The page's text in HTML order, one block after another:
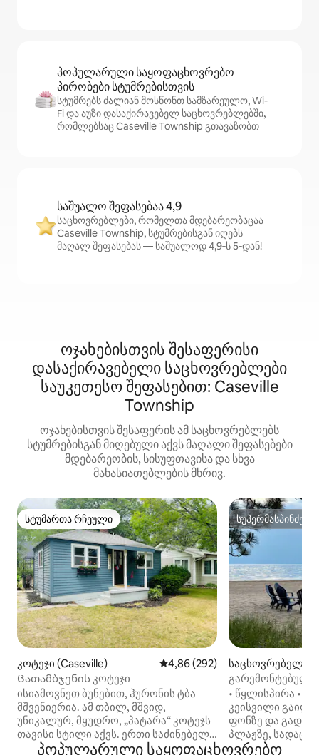
პოპულარული საყოფაცხოვრებო
პირობები სტუმრებისთვის
სტუმრებს ძალიან მოსწონთ სამზარეულო, Wi-
Fi და აუზი დასაქირავებელ საცხოვრებლებში,
რომლებსაც Caseville Township გთავაზობთ
საშუალო შეფასებაა 4,9
საცხოვრებლები, რომელთა მდებარეობაცაა
Caseville Township, სტუმრებისგან იღებს
მაღალ შეფასებას — საშუალოდ 4,9‑ს 5‑დან!
ოჯახებისთვის შესაფერისი
დასაქირავებელი საცხოვრებლები
საუკეთესო შეფასებით: Caseville
Township
ოჯახებისთვის შესაფერის ამ საცხოვრებლებს
სტუმრებისგან მიღებული აქვს მაღალი შეფასებები
მდებარეობის, სისუფთავისა და სხვა
მახასიათებლების მხრივ.
სტუმართა რჩეული
სტუმართა რჩეული
კოტეჯი (Caseville) საშუალო შეფასებაა 5‑დან
4,86 (292)
Ცათამბჯენის კოტეჯი
ისიამოვნეთ ბუნებით, ჰურონის ტბა
მშვენიერია. ამ თბილ, მშვიდ,
უნიკალურ, მყუდრო, „პატარა“ კოტეჯს
თავისი სტილი აქვს. ერთი საძინებელი
სრული ზომის საწოლით, ხოლო
საცხოვრებელი
გარემონტებული
3 კმ‑შია
• წყლისპირა •
კეისვილი გაიღვიძეთ ტალღების ხმის
ფონზე და გადით
პლაჟზე, სადაც
30‑მეტრიანი
პოპულარული საყოფაცხოვრებო